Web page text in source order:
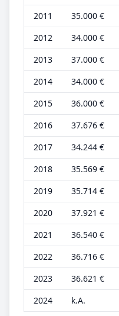
2011
35.000 €
2012
34.000 €
2013
37.000 €
2014
34.000 €
2015
36.000 €
2016
37.676 €
2017
34.244 €
2018
35.569 €
2019
35.714 €
2020
37.921 €
2021
36.540 €
2022
36.716 €
2023
36.621 €
2024
k.A.